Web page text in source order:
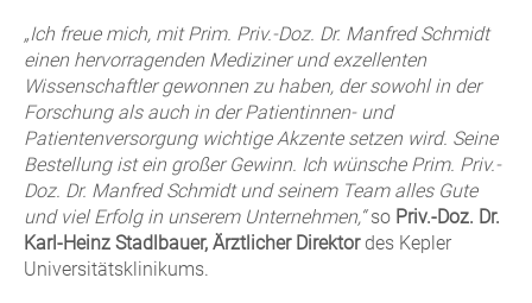
„Ich freue mich, mitPrim. Priv.-Doz. Dr. Manfred Schmidt
einen hervorragenden Mediziner und exzellenten
Wissenschaftler gewonnen zu haben, der sowohl in der
Forschung als auch in der Patientinnen- und
Patientenversorgung wichtige Akzente setzen wird. Seine
Bestellung ist ein großer Gewinn. Ich wünsche Prim. Priv.-
Doz. Dr. Manfred Schmidt und seinem Team alles Gute
und viel Erfolg in unserem Unternehmen,“so Priv.-Doz. Dr.
Karl-Heinz Stadlbauer, Ärztlicher Direktor des Kepler
Universitätsklinikums.